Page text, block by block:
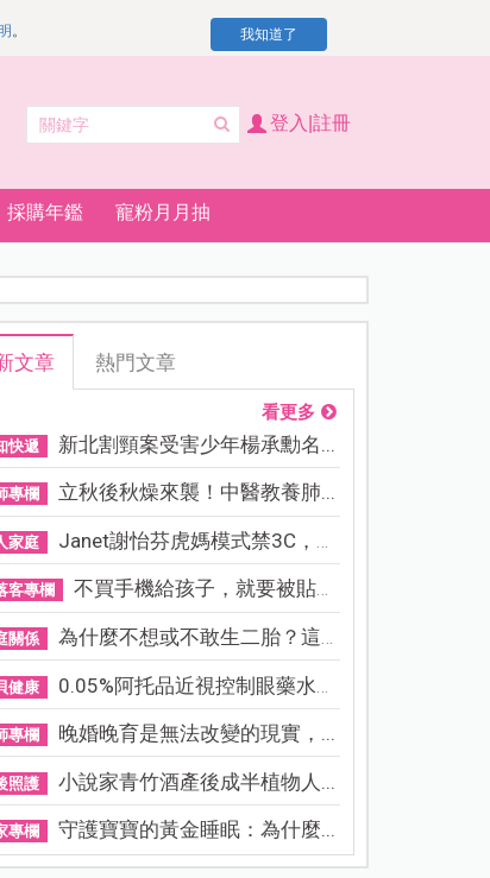
。 我知道了
登入|註冊
採購年鑑 寵粉月月抽
文章 熱門文章
看更多
快遞 新北割頸案受害少年楊承勳名...
專欄 立秋後秋燥來襲！中醫教養肺...
家庭 Janet謝怡芬虎媽模式禁3C，看...
客專欄 不買手機給孩子，就要被貼「...
關係 為什麼不想或不敢生二胎？這8...
健康 0.05%阿托品近視控制眼藥水納...
專欄 晚婚晚育是無法改變的現實，...
照護 小說家青竹酒產後成半植物人...
專欄 守護寶寶的黃金睡眠：為什麼...